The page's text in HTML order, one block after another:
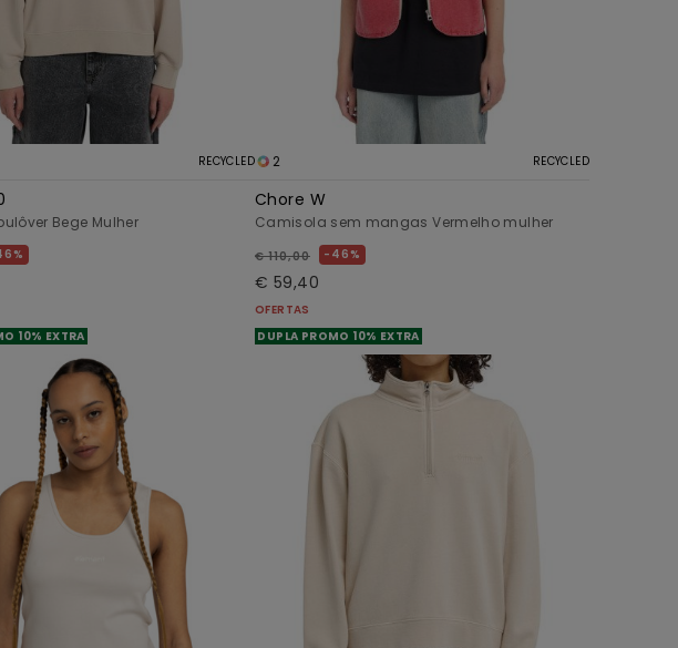
RECYCLED
Bege Mulher
10% EXTRA
2 RECYCLED
Chore W
Camisola sem mangas Vermelho mulher
€ 110,00 46%
€ 59,40
OFERTAS
DUPLA PROMO 10% EXTRA